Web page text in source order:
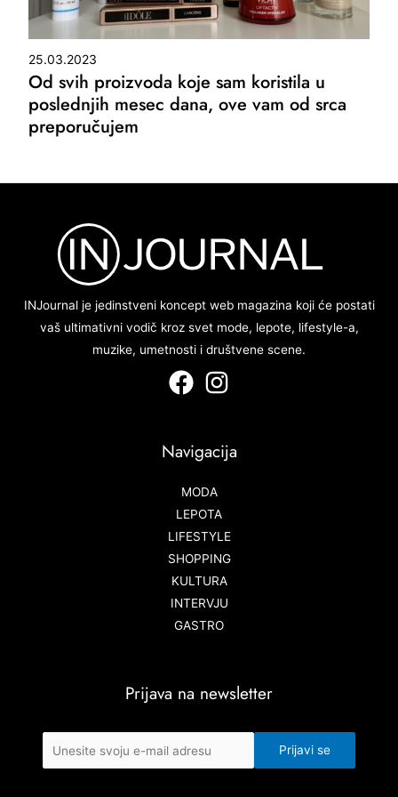
25.03.2023
Od svih proizvoda koje sam koristila u
poslednjih mesec dana, ove vam od srca
preporučujem
INJournal je jedinstveni koncept web magazina koji će postati
vaš ultimativni vodič kroz svet mode, lepote, lifestyle-a,
muzike, umetnosti i društvene scene.
Navigacija
MODA
LEPOTA
LIFESTYLE
SHOPPING
KULTURA
INTERVJU
GASTRO
Prijava na newsletter